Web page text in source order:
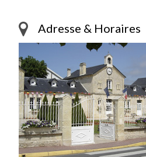
Adresse & Horaires